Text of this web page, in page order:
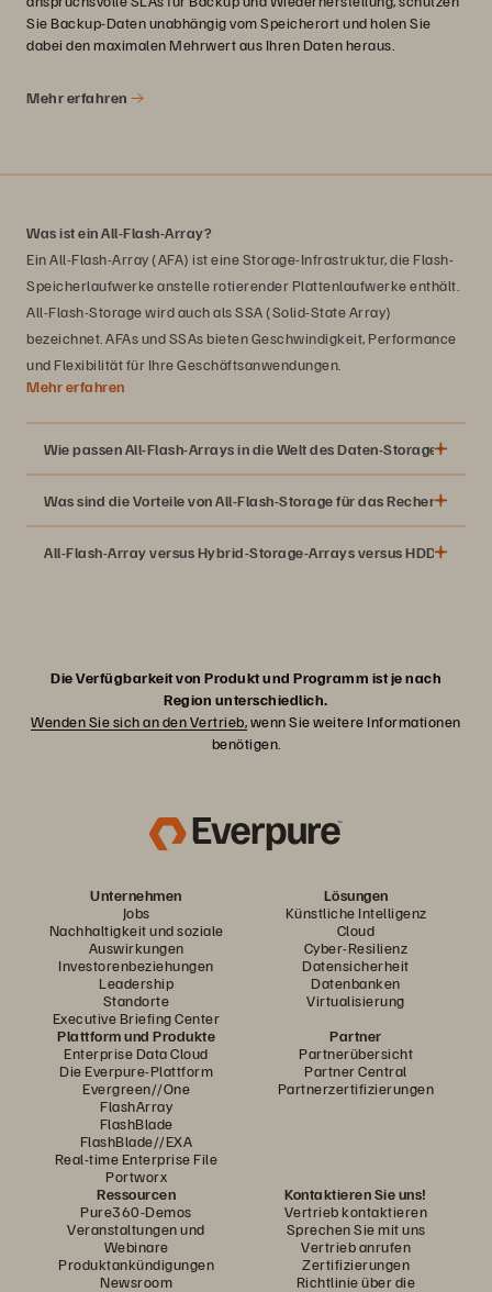
Sie Backup-Daten unabhängig vom Speicherort und holen Sie
dabei den maximalen Mehrwert aus Ihren Daten heraus.
Mehr erfahren
Was ist ein All-Flash-Array?
Ein All-Flash-Array (AFA) ist eine Storage-Infrastruktur, die Flash-
Speicherlaufwerke anstelle rotierender Plattenlaufwerke enthält.
All-Flash-Storage wird auch als SSA (Solid-State Array)
bezeichnet. AFAs und SSAs bieten Geschwindigkeit, Performance
und Flexibilität für Ihre Geschäftsanwendungen.
Mehr erfahren
Wie passen All-Flash-Arrays in die Welt des Daten-Storage?
Datenanwendungen anzubieten. Da keine rotierenden
Platten zum Einsatz kommen, sind Solid-State-Laufwerke um
Größenordnungen schneller als herkömmliche Technologien.
Dank Moores Gesetz wurde Flash Storage immer
Was sind die Vorteile von All-Flash-Storage für das
All-Flash-Array versus Hybrid-Storage-Arrays versus HDD-Arrays
Die Verfügbarkeit von Produkt und Programm ist je nach
Region unterschiedlich.
Wenden Sie sich an den Vertrieb,wenn Sie weitere Informationen
benötigen.
Unternehmen
Jobs
Nachhaltigkeit und soziale
Auswirkungen
Investorenbeziehungen
Leadership
Standorte
Executive Briefing Center
Lösungen
Künstliche Intelligenz
Cloud
Cyber-Resilienz
Datensicherheit
Datenbanken
Virtualisierung
Plattform und Produkte
Enterprise Data Cloud
Die Everpure-Plattform
Evergreen//One
FlashArray
FlashBlade
FlashBlade//EXA
Real-time Enterprise File
Portworx
Partner
Partnerübersicht
Partner Central
Partnerzertifizierungen
Ressourcen
Pure360-Demos
Veranstaltungen und
Webinare
Produktankündigungen
Newsroom
Kontaktieren Sie uns!
Vertrieb kontaktieren
Sprechen Sie mit uns
Vertrieb anrufen
Zertifizierungen
Richtlinie über die